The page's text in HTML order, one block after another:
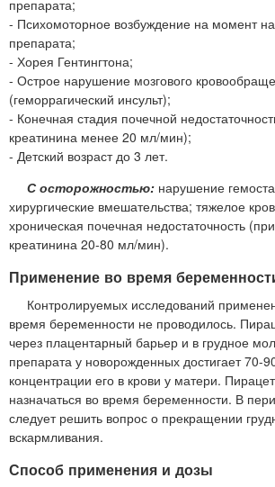
препарата;
- Психомоторное возбуждение на момент
препарата;
- Хорея Гентингтона;
- Острое нарушение мозгового
(геморрагический инсульт);
- Конечная стадия почечной
креатинина менее 20 мл/мин);
- Детский возраст до 3 лет.
С осторожностью: нарушение
хирургические вмешательства; тяжелое
хроническая почечная недостаточность
креатинина 20-80 мл/мин).
Применение во время
Контролируемых исследований
время беременности не проводилось.
через плацентарный барьер и в грудное
препарата у новорожденных достигает 70-
концентрации его в крови у матери.
назначаться во время беременности. В
следует решить вопрос о прекращении
вскармливания.
Способ применения и дозы